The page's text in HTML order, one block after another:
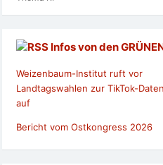
Infos von den
Weizenbaum-Institut ruft vor
Landtagswahlen zur TikTok-
auf
Bericht vom Ostkongress 2026